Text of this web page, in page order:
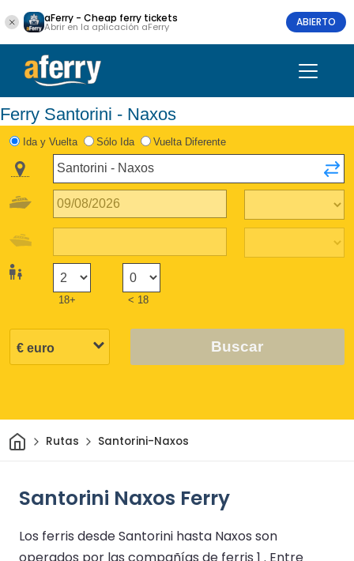
aFerry - Cheap ferry tickets
Abrir en la aplicación aFerry ABIERTO
Ferry Santorini - Naxos
Ida y Vuelta Sólo Ida Vuelta Diferente
18+ < 18
Buscar
InicioRutas Santorini-Naxos
Santorini Naxos Ferry
Los ferris desde Santorini hasta Naxos son
operados por las compañías de ferris 1 . Entre